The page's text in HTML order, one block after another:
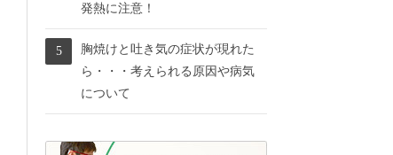
発熱に注意！
胸焼けと吐き気の症状が現れた
ら・・・考えられる原因や病気
について